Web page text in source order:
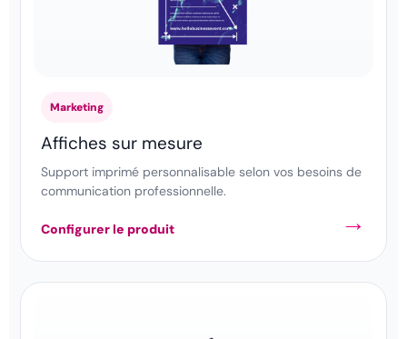
Marketing
Affiches sur mesure
Support imprimé personnalisable selon vos besoins de
communication professionnelle.
Configurer le produit